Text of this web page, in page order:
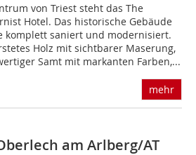
von Triest steht das The
Hotel. Das historische Gebäude
komplett saniert und modernisiert.
Holz mit sichtbarer Maserung,
Samt mit markanten Farben,...
mehr
am Arlberg/AT